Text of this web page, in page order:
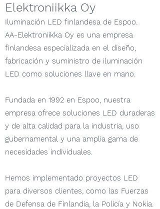
Elektroniikka Oy
Iluminación LED finlandesa de Espoo.
AA-Elektroniikka Oy es una empresa
finlandesa especializada en el diseño,
fabricación y suministro de iluminación
LED como soluciones llave en mano.
Fundada en 1992 en Espoo, nuestra
empresa ofrece soluciones LED duraderas
y de alta calidad para la industria, uso
gubernamental y una amplia gama de
necesidades individuales.
Hemos implementado proyectos LED
para diversos clientes, como las Fuerzas
de Defensa de Finlandia, la Policía y Nokia.